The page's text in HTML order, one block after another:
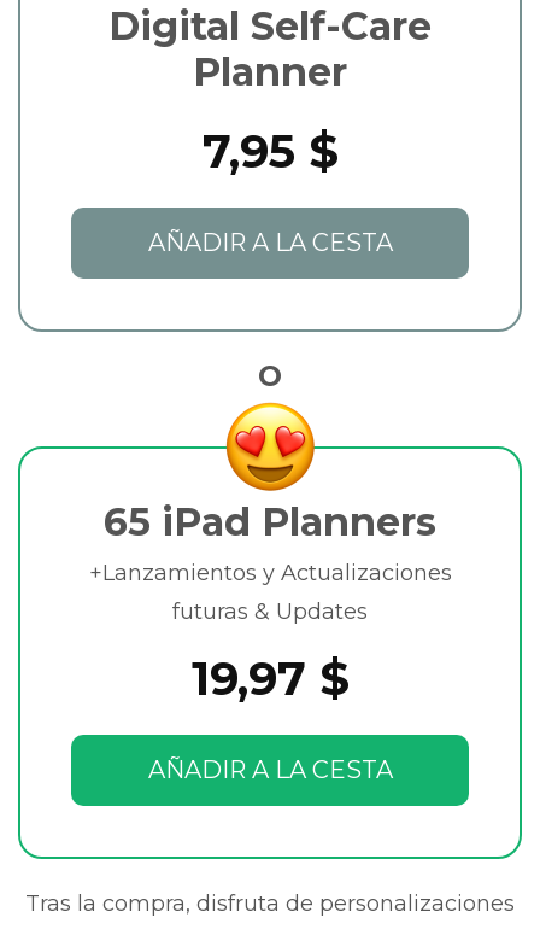
Digital Self-Care
Planner
7,95 $
AÑADIR A LA CESTA
O
65 iPad Planners
+Lanzamientos y Actualizaciones
futuras & Updates
19,97 $
AÑADIR A LA CESTA
Tras la compra, disfruta de personalizaciones